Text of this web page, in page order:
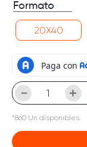
Formato
20X40
＋
－
*860 Un disponibles.